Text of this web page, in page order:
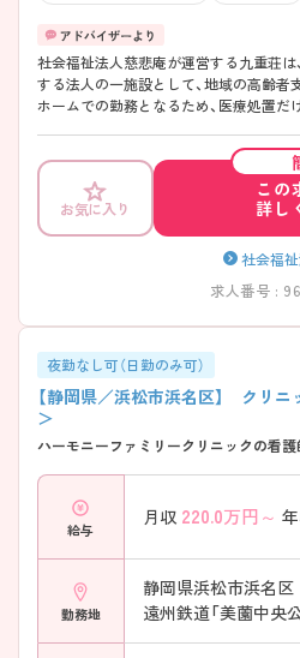
社会福祉法人慈悲庵が運営する九重荘
する法人の一施設として、地域の高齢者
ホームでの勤務となるため、医療処置だ
す。介護職や嘱託医との連携体制が整え
も情報共有を図りながら進められるため
が期待できます。 ご興味お持ちの方は
お気に入り
この
詳し
社会福
求人番号 :
夜勤なし可（日勤のみ可）
【静岡県／浜松市浜名区】 クリ
＞
ハーモニーファミリークリニックの看
給与
月収 220.0万円～
勤務地
静岡県浜松市浜名区
遠州鉄道「美薗中央